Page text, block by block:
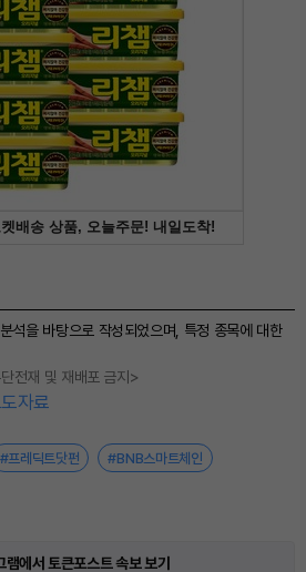
석을 바탕으로 작성되었으며, 특정 종목에 대한
재 및 재배포 금지>
자료
#프레딕트닷펀 #BNB스마트체인
램에서 토큰포스트 속보 보기